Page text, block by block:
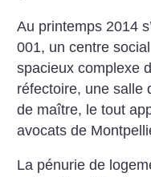
Au printemps 2014
001, un centre social
spacieux complexe
réfectoire, une salle
de maître, le tout
avocats de
La pénurie de